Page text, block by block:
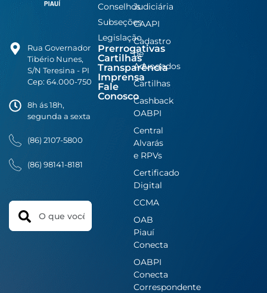
Rua Governador
Tibério Nunes,
S/N Teresina - PI
Cep: 64.000-750
8h ás 18h,
segunda a sexta
(86) 2107-5800
(86) 98141-8181
Search
Conselhos
Subseções
Legislação
Prerrogativas
Cartilhas
Transparência
Imprensa
Fale
Conosco
Judiciária
CAAPI
Cadastro
de
Advogados
Cartilhas
Cashback
OABPI
Central
Alvarás
e RPVs
Certificado
Digital
CCMA
OAB
Piauí
Conecta
OABPI
Conecta
Correspondente